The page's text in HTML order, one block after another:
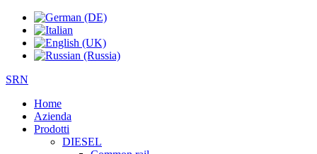
SRN
Home
Azienda
Prodotti
DIESEL